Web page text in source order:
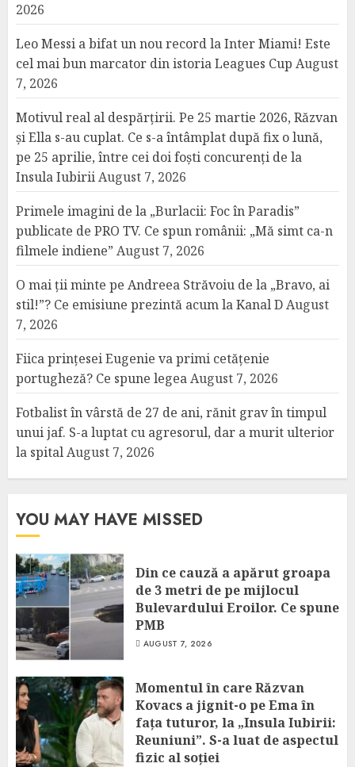
2026
Leo Messi a bifat un nou record la Inter Miami! Este
cel mai bun marcator din istoria Leagues Cup August
7, 2026
Motivul real al despărțirii. Pe 25 martie 2026, Răzvan
și Ella s-au cuplat. Ce s-a întâmplat după fix o lună,
pe 25 aprilie, între cei doi foști concurenți de la
Insula IubiriiAugust 7, 2026
Primele imagini de la „Burlacii: Foc în Paradis”
publicate de PRO TV. Ce spun românii: „Mă simt ca-n
filmele indiene” August 7, 2026
O mai ții minte pe Andreea Străvoiu de la „Bravo, ai
stil!”? Ce emisiune prezintă acum la Kanal DAugust
7, 2026
Fiica prințesei Eugenie va primi cetățenie
portugheză? Ce spune legeaAugust 7, 2026
Fotbalist în vârstă de 27 de ani, rănit grav în timpul
unui jaf. S-a luptat cu agresorul, dar a murit ulterior
la spitalAugust 7, 2026
YOU MAY HAVE MISSED
Din ce cauză a apărut groapa
de 3 metri de pe mijlocul
Bulevardului Eroilor. Ce spune
PMB
AUGUST 7, 2026
Momentul în care Răzvan
Kovacs a jignit-o pe Ema în
fața tuturor, la „Insula Iubirii:
Reuniuni”. S-a luat de aspectul
fizic al soției